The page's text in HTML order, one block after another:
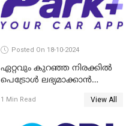
Posted On 18-10-2024
ഏറ്റവും കുറഞ്ഞ നിരക്കില്‍
പെട്രോള്‍ ലഭ്യമാക്കാന്‍
1 Min Read View All